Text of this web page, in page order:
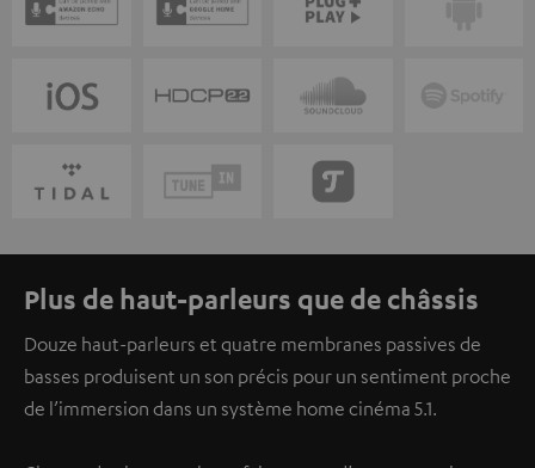
Plus de haut-parleurs que de châssis
Douze haut-parleurs et quatre membranes passives de
basses produisent un son précis pour un sentiment proche
de l’immersion dans un système home cinéma 5.1.